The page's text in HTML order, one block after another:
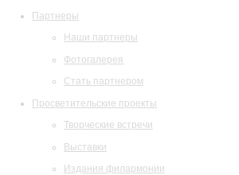
Партнеры
Наши партнеры
Фотогалерея
Стать партнером
Просветительские проекты
Творческие встречи
Выставки
Издания филармонии